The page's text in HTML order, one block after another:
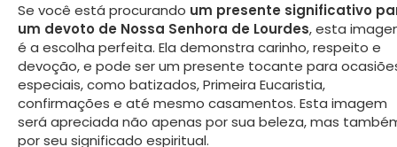
Se você está procurando um presente significativo
um devoto de Nossa Senhora de Lourdes, esta
é a escolha perfeita. Ela demonstra carinho, respeito e
devoção, e pode ser um presente tocante para
especiais, como batizados, Primeira Eucaristia,
confirmações e até mesmo casamentos. Esta imagem
será apreciada não apenas por sua beleza, mas
por seu significado espiritual.